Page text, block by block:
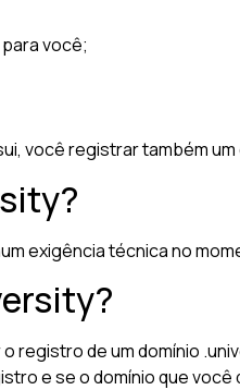
você;
você registrar também um
exigência técnica no
registro de um domínio
e se o domínio que